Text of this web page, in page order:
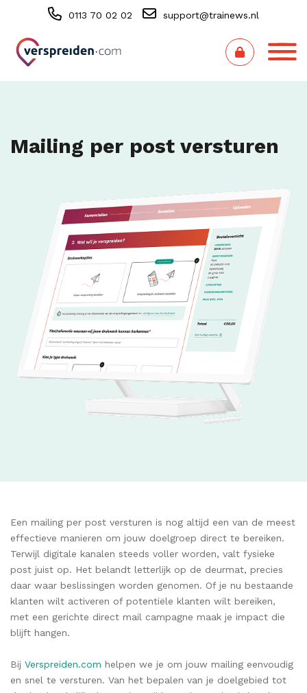
0113 70 02 02 support@trainews.nl
Mailing per post versturen
Een mailing per post versturen is nog altijd een van de meest
effectieve manieren om jouw doelgroep direct te bereiken.
Terwijl digitale kanalen steeds voller worden, valt fysieke
post juist op. Het belandt letterlijk op de deurmat, precies
daar waar beslissingen worden genomen. Of je nu bestaande
klanten wilt activeren of potentiële klanten wilt bereiken,
met een gerichte direct mail campagne maak je impact die
blijft hangen.
Bij Verspreiden.com helpen we je om jouw mailing eenvoudig
en snel te versturen. Van het bepalen van je doelgebied tot